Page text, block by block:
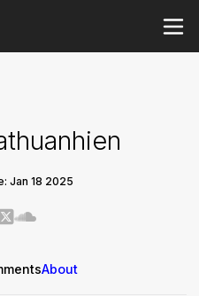
Jan 18 2025
About